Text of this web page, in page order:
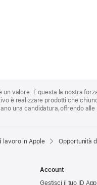
un valore. È questa la nostra
è realizzare prodotti che
una candidatura,offrendo
lavoro in Apple Opportunità
Account
Gestisci il tuo ID